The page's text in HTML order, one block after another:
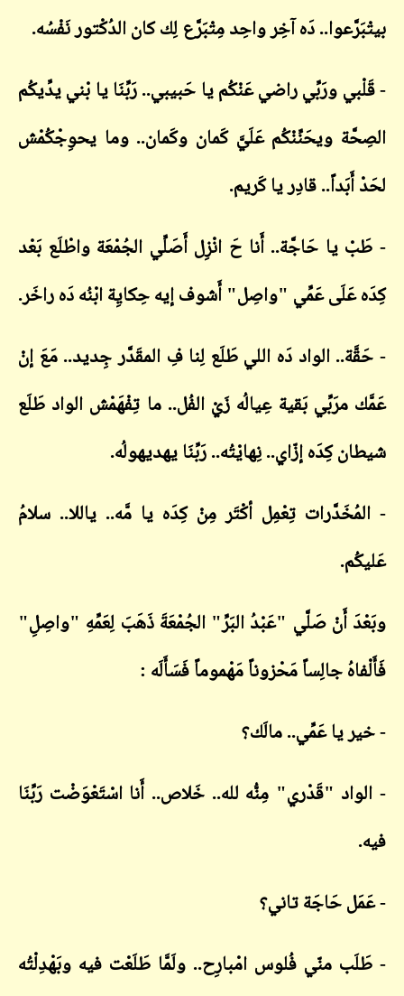
بيتْبَرَّعوا.. دَه آخِر واحِد مِتْبَرَّع لِك كان الدُكْتور نَفْسُه.
- قَلْبي ورَبِّي راضي عَنْكُم يا حَبيبي.. رَبِّنَا يا بْني يدِّيكُم
الصِحَّة ويحَنِّنْكُم عَلَيَّ كَمان وكَمان.. وما يحوِجْكُمْش
لحَدْ أَبَداً.. قادِر يا كَريم.
- طَبْ يا حَاجَّة.. أَنا حَ انْزِل أَصَلِّي الجُمْعَة واطْلَع بَعْد
كِدَه عَلَى عَمِّي "واصِل" أَشوف إيه حِكايِة ابْنُه دَه راخَر.
- حَقَّة.. الواد دَه اللي طَلَع لِنا فِ المقَدَّر جِديد.. مَعَ إنْ
عَمَّك مرَبِّي بَقية عِيالُه زَيْ الفُل.. ما تِفْهَمْش الواد طَلَع
شيطان كِدَه إزّاي.. نِهايْتُه.. رَبِّنَا يهديهولُه.
- المُخَدَّرات تِعْمِل أكْتَر مِنْ كِدَه يا مَّه.. ياللا.. سلامُ
عَليكُم.
وبَعْدَ أَنْ صَلَّي "عَبْدُ البَرِّ" الجُمْعَةَ ذَهَبَ لِعَمِّهِ "واصِلِ"
فَأَلْفاهُ جالِساً مَحْزوناً مَهْموماً فَسَأَلَه :
- خير يا عَمِّي.. مالَك؟
- الواد "قَدْري" مِنُّه لله.. خَلاص.. أَنا اسْتَعْوَضْت رَبِّنَا
فيه.
- عَمَل حَاجَة تاني؟
- طَلَب منّي فُلوس امْبارِح.. ولَمَّا طَلَعْت فيه وبَهْدِلْتُه